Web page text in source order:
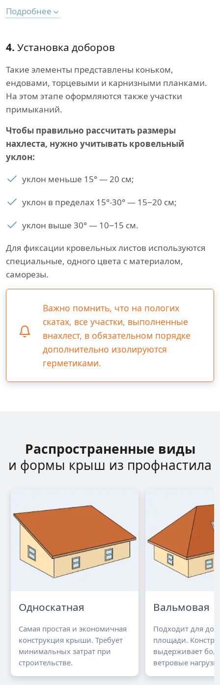
Подробнее
4. Установка доборов
Такие элементы представлены коньком,
ендовами, торцевыми и карнизными планками.
На этом этапе оформляются также участки
примыканий.
Чтобы правильно рассчитать размеры
нахлеста, нужно учитывать кровельный
уклон:
уклон меньше 15° — 20 см;
уклон в пределах 15°-30° — 15−20 см;
уклон выше 30° — 10−15 см.
Для фиксации кровельных листов используются
специальные, одного цвета с материалом,
саморезы.
Важно помнить, что на пологих
скатах, все участки, выполненные
внахлест, в обязательном порядке
дополнительно изолируются
герметиками.
Распространенные виды
и формы крыш из профнастила
Односкатная
Самая простая и экономичная
конструкция крыши. Требует
минимальных затрат при
строительстве.
Вальмовая
Подходит для
площади.
выдерживает
ветровые